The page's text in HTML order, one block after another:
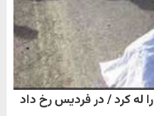
له کرد / در فردیس رخ داد